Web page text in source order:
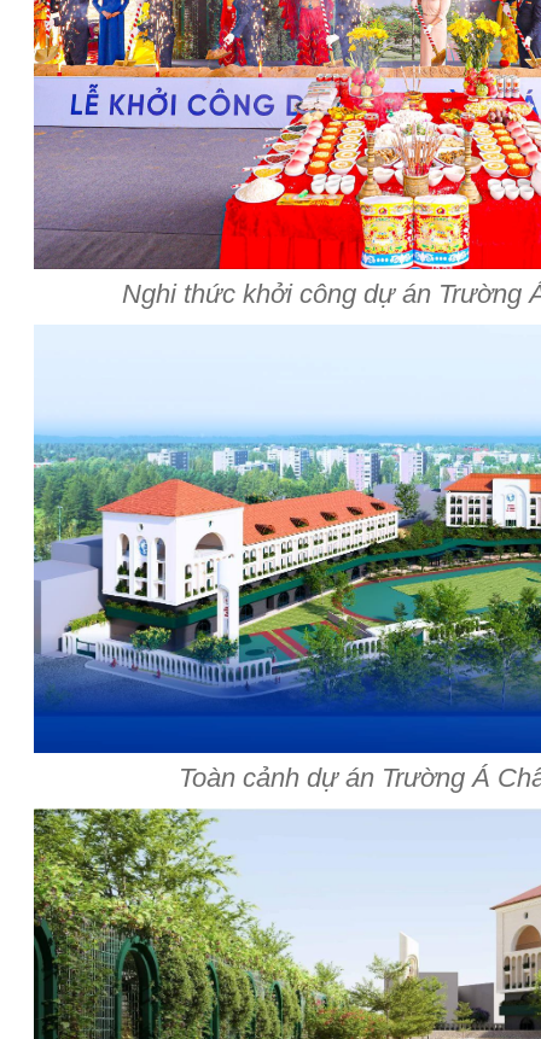
Nghi thức khởi công dự án Trường
Toàn cảnh dự án Trường Á